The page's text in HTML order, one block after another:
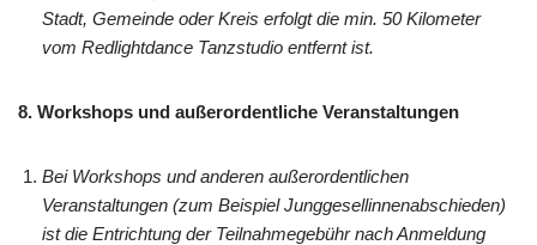
Stadt, Gemeinde oder Kreis erfolgt die min. 50 Kilometer
vom Redlightdance Tanzstudio entfernt ist.
8. Workshops und außerordentliche Veranstaltungen
Bei Workshops und anderen außerordentlichen
Veranstaltungen (zum Beispiel Junggesellinnenabschieden)
ist die Entrichtung der Teilnahmegebühr nach Anmeldung